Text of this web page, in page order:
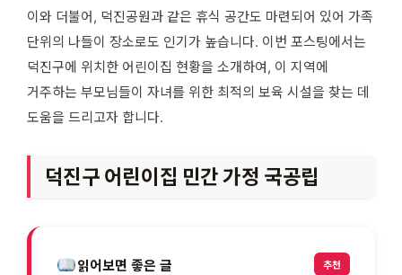
이와 더불어, 덕진공원과 같은 휴식 공간도 마련되어 있어 가족
단위의 나들이 장소로도 인기가 높습니다. 이번 포스팅에서는
덕진구에 위치한 어린이집 현황을 소개하여, 이 지역에
거주하는 부모님들이 자녀를 위한 최적의 보육 시설을 찾는 데
도움을 드리고자 합니다.
덕진구 어린이집 민간 가정 국공립
읽어보면 좋은 글 추천